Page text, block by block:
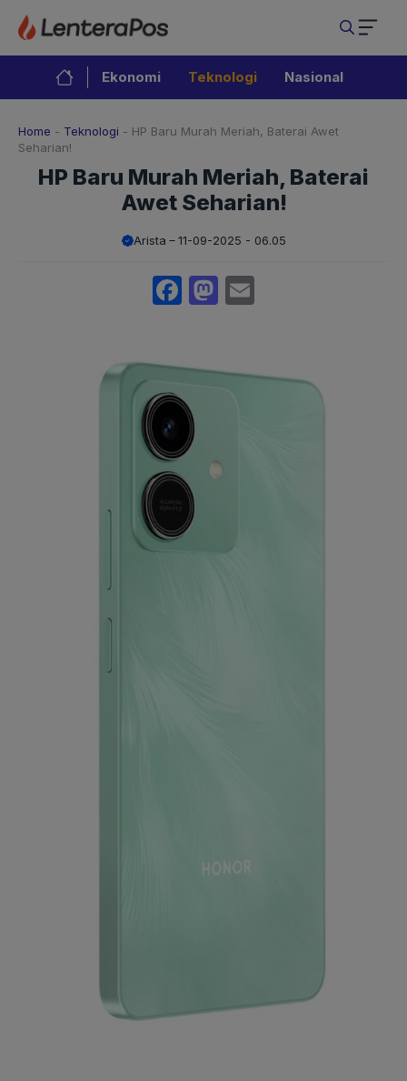
Langsung
isi
Ekonomi Teknologi Nasional
Home - Teknologi - HP Baru Murah Meriah, Baterai Awet
Seharian!
HP Baru Murah Meriah, Baterai
Awet Seharian!
Arista 11-09-2025 - 06.05
Facebook
Mastodon